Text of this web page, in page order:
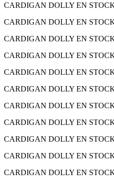
CARDIGAN DOLLY EN
CARDIGAN DOLLY EN
CARDIGAN DOLLY EN
CARDIGAN DOLLY EN
CARDIGAN DOLLY EN
CARDIGAN DOLLY EN
CARDIGAN DOLLY EN
CARDIGAN DOLLY EN
CARDIGAN DOLLY EN
CARDIGAN DOLLY EN
CARDIGAN DOLLY EN